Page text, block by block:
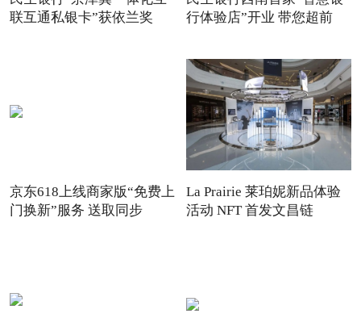
联互通私银卡”获依兰奖
行体验店”开业 带您超前
京东618上线商家版“免费上
门换新”服务 送取同步
La Prairie 莱珀妮新品体验
活动 NFT 首发文昌链